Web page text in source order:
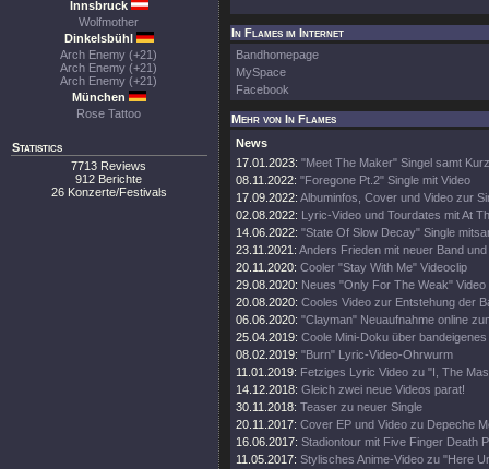
Innsbruck
Wolfmother
Dinkelsbühl
Arch Enemy (+21)
Arch Enemy (+21)
Arch Enemy (+21)
München
Rose Tattoo
Statistics
7713 Reviews
912 Berichte
26 Konzerte/Festivals
In Flames im Internet
Bandhomepage
MySpace
Facebook
Mehr von In Flames
News
17.01.2023: "Meet The Maker" Singel samt
08.11.2022: "Foregone Pt.2" Single mit Video
17.09.2022: Albuminfos, Cover und Video zur
02.08.2022: Lyric-Video und Tourdates mit At
14.06.2022: "State Of Slow Decay" Single
23.11.2021: Anders Frieden mit neuer Band und
20.11.2020: Cooler "Stay With Me" Videoclip
29.08.2020: Neues "Only For The Weak" Video
20.08.2020: Cooles Video zur Entstehung der
06.06.2020: "Clayman" Neuaufnahme online
25.04.2019: Coole Mini-Doku über
08.02.2019: "Burn" Lyric-Video-Ohrwurm
11.01.2019: Fetziges Lyric Video zu "I, The
14.12.2018: Gleich zwei neue Videos parat!
30.11.2018: Teaser zu neuer Single
20.11.2017: Cover EP und Video zu Depeche
16.06.2017: Stadiontour mit Five Finger Death
11.05.2017: Stylisches Anime-Video zu "Here